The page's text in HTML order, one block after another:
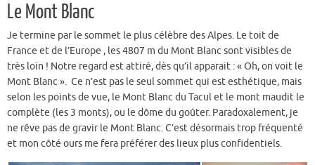
Le Mont Blanc
Je termine par le sommet le plus célèbre des Alpes. Le toit de
France et de l’Europe , les 4807 m du Mont Blanc sont visibles de
très loin ! Notre regard est attiré, dès qu’il apparait : « Oh, on voit le
Mont Blanc ». Ce n’est pas le seul sommet qui est esthétique, mais
selon les points de vue, le Mont Blanc du Tacul et le mont maudit le
complète (les 3 monts), ou le dôme du goûter. Paradoxalement, je
ne rêve pas de gravir le Mont Blanc. C’est désormais trop fréquenté
et mon côté ours me fera préférer des lieux plus confidentiels.